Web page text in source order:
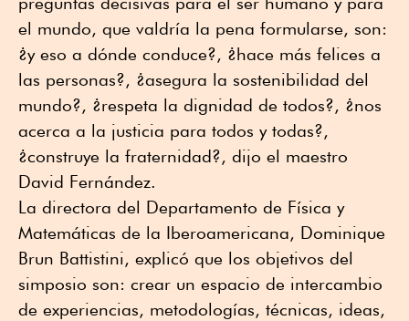
el mundo, que valdría la pena formularse, son:
¿y eso a dónde conduce?, ¿hace más felices a
las personas?, ¿asegura la sostenibilidad del
mundo?, ¿respeta la dignidad de todos?, ¿nos
acerca a la justicia para todos y todas?,
¿construye la fraternidad?, dijo el maestro
David Fernández.
La directora del Departamento de Física y
Matemáticas de la Iberoamericana, Dominique
Brun Battistini, explicó que los objetivos del
simposio son: crear un espacio de intercambio
de experiencias, metodologías, técnicas, ideas,